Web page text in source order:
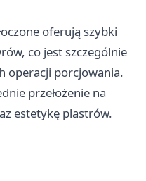
oferują szybki
co jest szczególnie
operacji porcjowania.
przełożenie na
estetykę plastrów.